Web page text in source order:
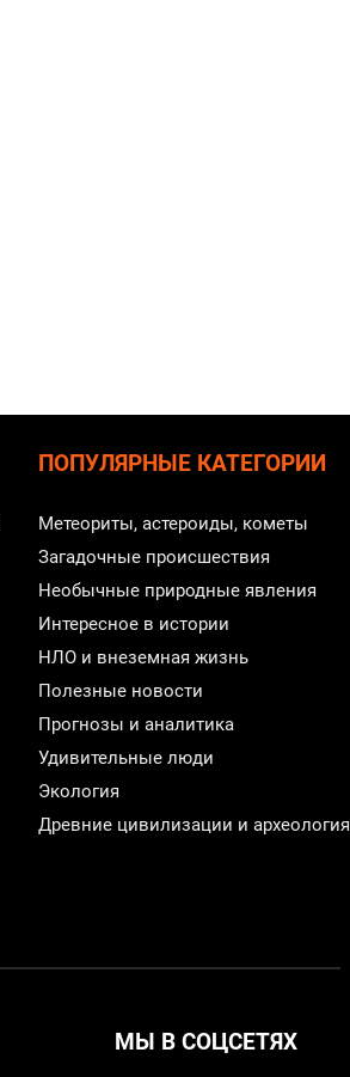
ПОПУЛЯРНЫЕ КАТЕГОРИИ
Метеориты, астероиды, кометы
Загадочные происшествия
Необычные природные явления
Интересное в истории
НЛО и внеземная жизнь
Полезные новости
Прогнозы и аналитика
Удивительные люди
Экология
Древние цивилизации и археология
МЫ В СОЦСЕТЯХ